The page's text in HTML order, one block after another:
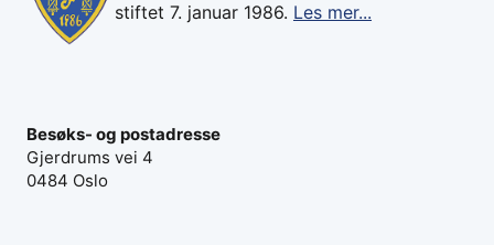
stiftet 7. januar 1986. Les mer...
Besøks- og postadresse
Gjerdrums vei 4
0484 Oslo